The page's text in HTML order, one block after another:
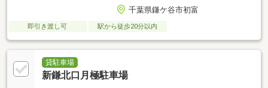
千葉県鎌ケ谷市初富
即引き渡し可 駅から徒歩20分以内
貸駐車場
新鎌北口月極駐車場